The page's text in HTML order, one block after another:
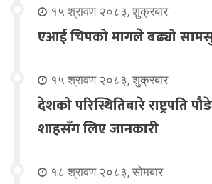
१५ श्रावण २०८३, शुक्रबार
एआई चिपको मागले बढ्यो
१५ श्रावण २०८३, शुक्रबार
देशको परिस्थितिबारे राष्ट्रपति
शाहसँग लिए जानकारी
१८ श्रावण २०८३, सोमबार